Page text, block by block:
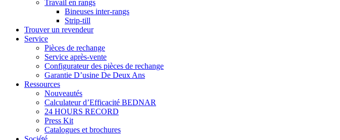
Travail en rangs
Bineuses inter-rangs
Strip-till
Trouver un revendeur
Service
Pièces de rechange
Service après-vente
Configurateur des pièces de rechange
Garantie D’usine De Deux Ans
Ressources
Nouveautés
Calculateur d’Efficacité BEDNAR
24 HOURS RECORD
Press Kit
Catalogues et brochures